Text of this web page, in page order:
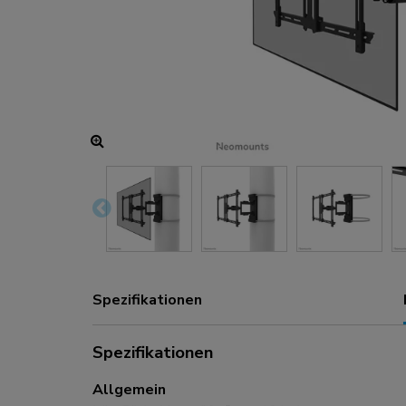
Spezifikationen
Spezifikationen
Allgemein